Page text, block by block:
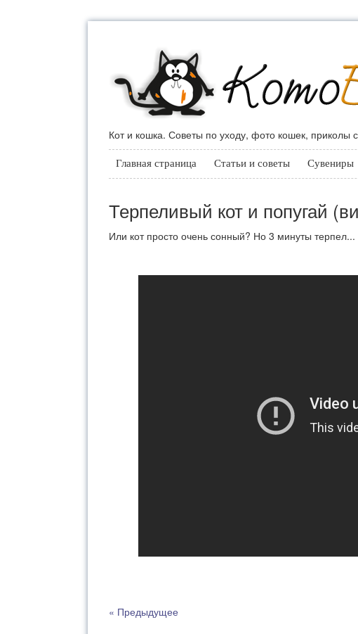
Кот и кошка. Советы по уходу, фото кошек, приколы
Главная страница Статьи и советы Сувениры
Терпеливый кот и попугай
Или кот просто очень сонный? Но 3 минуты терпел...
« Предыдущее